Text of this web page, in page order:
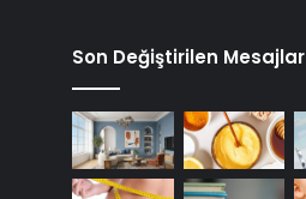
Son Değiştirilen Mesajlar